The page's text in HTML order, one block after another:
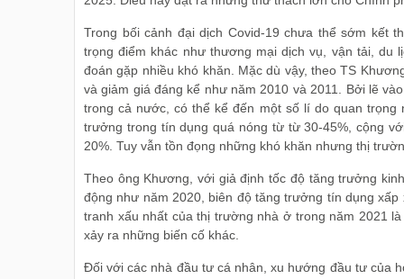
Trong bối cảnh đại dịch Covid-19 chưa thể sớm kết
trọng điểm khác như thương mại dịch vụ, vận tải, du
đoán gặp nhiều khó khăn. Mặc dù vậy, theo TS
và giảm giá đáng kể như năm 2010 và 2011. Bởi lẽ
trong cả nước, có thể kể đến một số lí do quan
trưởng trong tín dụng quá nóng từ từ 30-45%, cộng
20%. Tuy vẫn tồn đọng những khó khăn nhưng thị
Theo ông Khương, với giả định tốc độ tăng trưởng
động như năm 2020, biên độ tăng trưởng tín dụng
tranh xấu nhất của thị trường nhà ở trong năm 2021
xảy ra những biến cố khác.
Đối với các nhà đầu tư cá nhân, xu hướng đầu tư của